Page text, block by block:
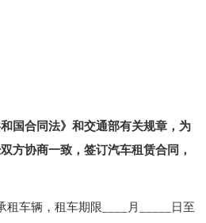
合同法》和交通部有关规章，为
方协商一致，签订汽车租赁合同，
车辆，租车期限____月_____日至